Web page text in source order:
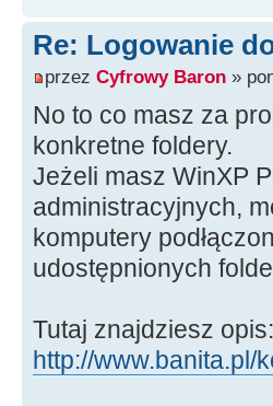
Re: Logowanie
przez Cyfrowy Baron »
No to co masz za
konkretne foldery.
Jeżeli masz WinXP
administracyjnych,
komputery
udostępnionych
Tutaj znajdziesz opis:
http://www.banita.pl/